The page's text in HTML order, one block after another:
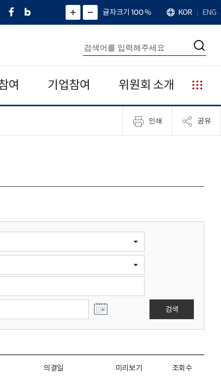
페
네
그
)
화
면
면
소
확
대
치
글자크기 100%
언
어
KOR ENG
통
합
검
색
검
여 기업참여 위원회 소개
누
리
집
안
인쇄 공유
검색
의결일 미리보기 조회수